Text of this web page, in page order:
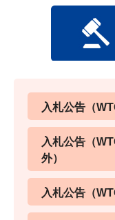
入札公告（
入札公告（
外）
入札公告（